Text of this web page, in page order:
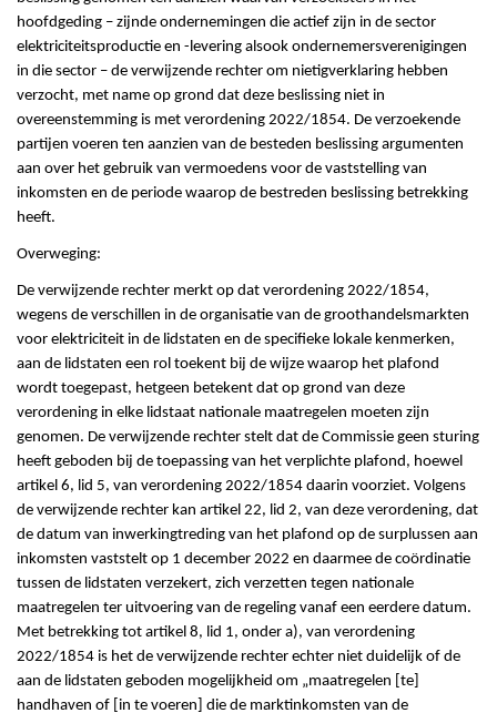
hoofdgeding – zijnde ondernemingen die actief zijn in de sector
elektriciteitsproductie en -levering alsook ondernemersverenigingen
in die sector – de verwijzende rechter om nietigverklaring hebben
verzocht, met name op grond dat deze beslissing niet in
overeenstemming is met verordening 2022/1854. De verzoekende
partijen voeren ten aanzien van de besteden beslissing argumenten
aan over het gebruik van vermoedens voor de vaststelling van
inkomsten en de periode waarop de bestreden beslissing betrekking
heeft.
Overweging:
De verwijzende rechter merkt op dat verordening 2022/1854,
wegens de verschillen in de organisatie van de groothandelsmarkten
voor elektriciteit in de lidstaten en de specifieke lokale kenmerken,
aan de lidstaten een rol toekent bij de wijze waarop het plafond
wordt toegepast, hetgeen betekent dat op grond van deze
verordening in elke lidstaat nationale maatregelen moeten zijn
genomen. De verwijzende rechter stelt dat de Commissie geen sturing
heeft geboden bij de toepassing van het verplichte plafond, hoewel
artikel 6, lid 5, van verordening 2022/1854 daarin voorziet. Volgens
de verwijzende rechter kan artikel 22, lid 2, van deze verordening, dat
de datum van inwerkingtreding van het plafond op de surplussen aan
inkomsten vaststelt op 1 december 2022 en daarmee de coördinatie
tussen de lidstaten verzekert, zich verzetten tegen nationale
maatregelen ter uitvoering van de regeling vanaf een eerdere datum.
Met betrekking tot artikel 8, lid 1, onder a), van verordening
2022/1854 is het de verwijzende rechter echter niet duidelijk of de
aan de lidstaten geboden mogelijkheid om „maatregelen [te]
handhaven of [in te voeren] die de marktinkomsten van de